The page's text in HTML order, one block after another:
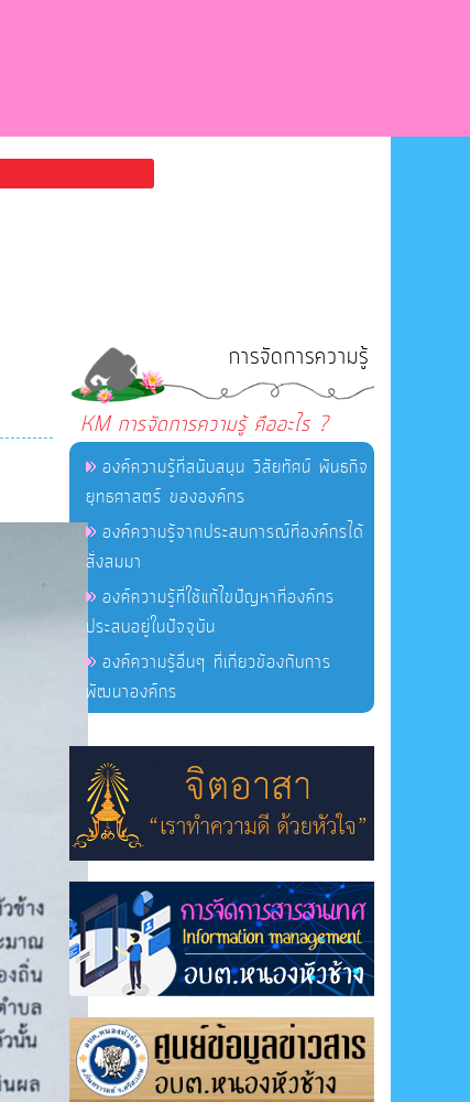
การจัดการความรู้
KM การจัดการความรู้ คืออะไร ?
องค์ความรู้ที่สนับสนุน วิสัยทัศน์ พันธกิจ
ยุทธศาสตร์ ขององค์กร
องค์ความรู้จากประสบการณ์ที่องค์กรได้
สั่งสมมา
องค์ความรู้ที่ใช้แก้ไขปัญหาที่องค์กร
ประสบอยู่ในปัจจุบัน
องค์ความรู้อื่นๆ ที่เกี่ยวข้องกับการ
พัฒนาองค์กร